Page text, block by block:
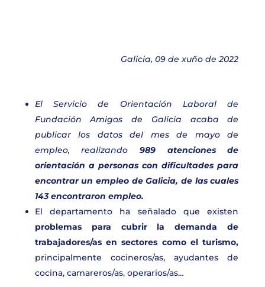
Galicia, 09 de xuño de 2022
El Servicio de Orientación Laboral de
Fundación Amigos de Galicia acaba de
publicar los datos del mes de mayo de
empleo, realizando 989 atenciones de
orientación a personas con dificultades para
encontrar un empleo de Galicia, de las cuales
143 encontraron empleo.
El departamento ha señalado que existen
problemas para cubrir la demanda de
trabajadores/as en sectores como el turismo,
principalmente cocineros/as, ayudantes de
cocina, camareros/as, operarios/as…